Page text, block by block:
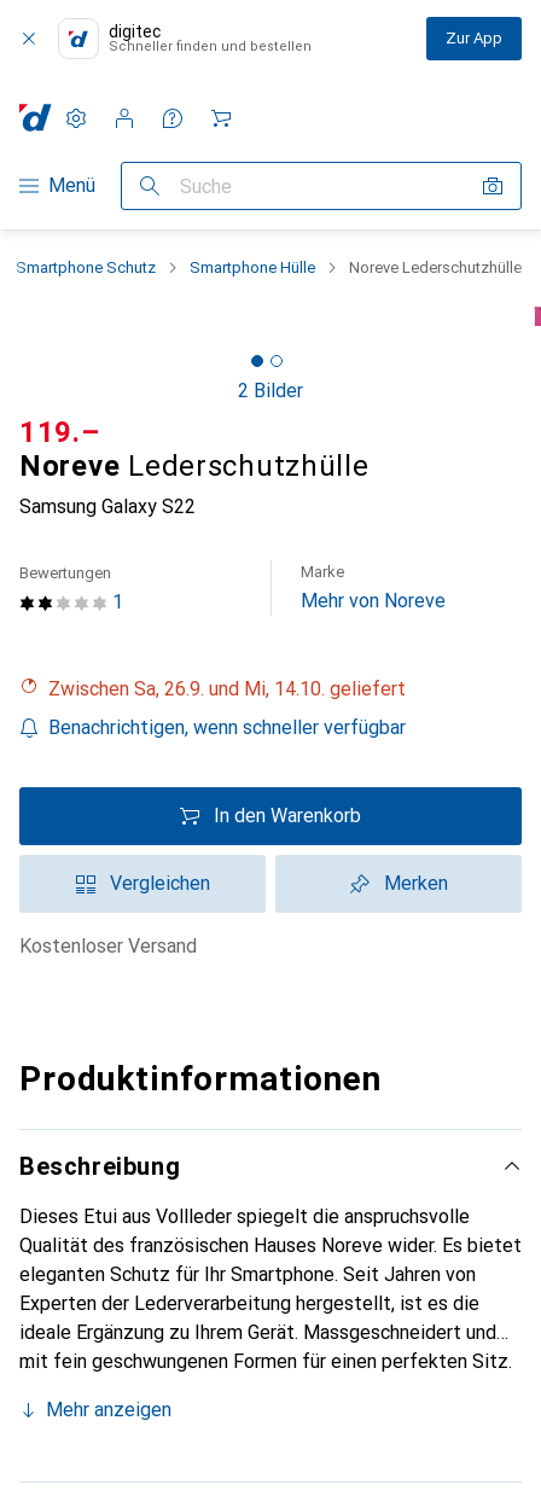
digitec
Schneller finden und bestellen Zur App
Navigation nach Kategorien
Menü Suche
Einstellungen
Kundenkonto
Vergleichslisten
Merklisten
Warenkorb
Smartphone Schutz Smartphone Hülle Noreve Lederschutzhülle
2 Bilder
Noreve Lederschutzhülle
Samsung Galaxy S22
CHF
119.–
1
Bewertungen Marke
Mehr von Noreve
Zwischen Sa, 26.9. und Mi, 14.10. geliefert
Benachrichtigen, wenn schneller verfügbar
In den Warenkorb
Vergleichen Merken
kostenloser Versand
Produktinformationen
Beschreibung
Dieses Etui aus Vollleder spiegelt die anspruchsvolle
Qualität des französischen Hauses Noreve wider. Es bietet
eleganten Schutz für Ihr Smartphone. Seit Jahren von
Experten der Lederverarbeitung hergestellt, ist es die
ideale Ergänzung zu Ihrem Gerät. Massgeschneidert und
mit fein geschwungenen Formen für einen perfekten Sitz.
Smartphone. Die Marke Noreve ist international für ihre
für den anspruchsvollen Kunden.
Mehr anzeigen